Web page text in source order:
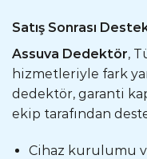
Satış Sonrası
Assuva Dedektör,
hizmetleriyle fark
dedektör, garanti
ekip tarafından
Cihaz kurulumu